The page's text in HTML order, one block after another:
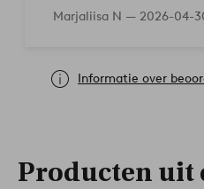
Marjaliisa N — 2026-04-
Informatie over
Producten uit